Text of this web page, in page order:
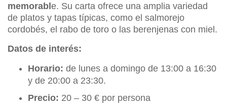
memorable. Su carta ofrece una amplia variedad
de platos y tapas típicas, como el salmorejo
cordobés, el rabo de toro o las berenjenas con miel.
Datos de interés:
Horario: de lunes a domingo de 13:00 a 16:30
y de 20:00 a 23:30.
Precio: 20 – 30 € por persona